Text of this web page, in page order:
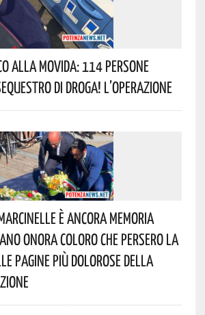
Alla Movida: 114 Persone
Di Droga! L’operazione
È Ancora Memoria
Onora Coloro Che Persero La
Pagine Più Dolorose Della